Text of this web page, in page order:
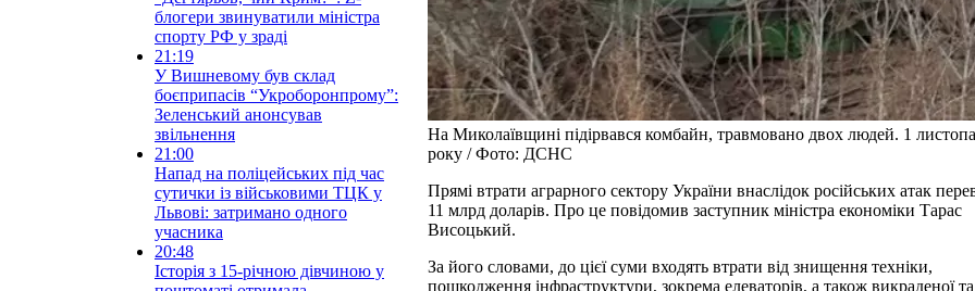
На Миколаївщині підірвався комбайн, травмовано двох людей. 1
року / Фото: ДСНС
Прямі втрати аграрного сектору України внаслідок російських атак
11 млрд доларів. Про це повідомив заступник міністра економіки Тарас
Висоцький.
За його словами, до цієї суми входять втрати від знищення техніки,
пошкодження інфраструктури, зокрема елеваторів, а також викраденої та
блогери звинуватили міністра
спорту РФ у зраді
21:19
У Вишневому був склад
боєприпасів “Укроборонпрому”:
Зеленський анонсував
звільнення
21:00
Напад на поліцейських під час
сутички із військовими ТЦК у
Львові: затримано одного
учасника
20:48
Історія з 15-річною дівчиною у